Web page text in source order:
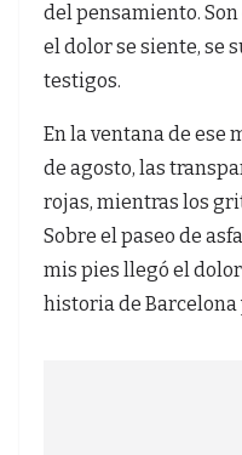
del pensamiento.
el dolor se siente, se
testigos.
En la ventana de ese
de agosto, las
rojas, mientras los
Sobre el paseo de
mis pies llegó el
historia de Barcelona